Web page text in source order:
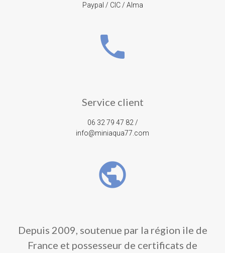
Paypal / CIC / Alma
phone
Service client
06 32 79 47 82 /
info@miniaqua77.com
public
Depuis 2009, soutenue par la région ile de
France et possesseur de certificats de